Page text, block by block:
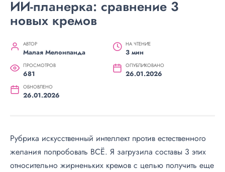
ИИ-планерка: сравнение 3
новых кремов
АВТОР
Малая Мелонпанда
НА ЧТЕНИЕ
3 мин
ПРОСМОТРОВ
681
ОПУБЛИКОВАНО
26.01.2026
ОБНОВЛЕНО
26.01.2026
Рубрика искусственный интеллект против естественного
желания попробовать ВСЁ. Я загрузила составы 3 этих
относительно жирненьких кремов с целью получить еще